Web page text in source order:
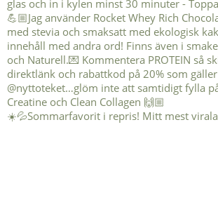
☀️💦Sommarfavorit i repris! Mitt mest virala